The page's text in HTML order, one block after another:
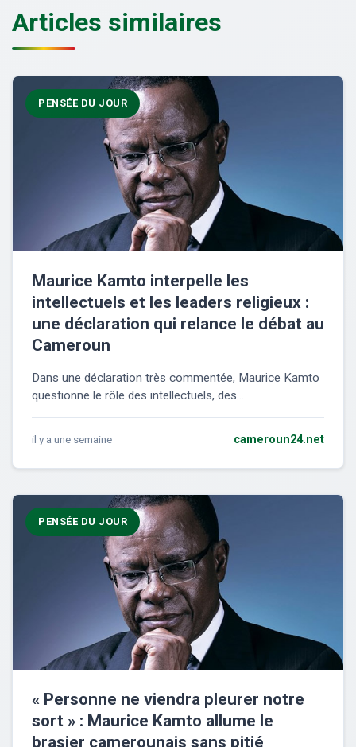
Articles similaires
PENSÉE DU JOUR
Maurice Kamto interpelle les
intellectuels et les leaders religieux :
une déclaration qui relance le débat au
Cameroun
Dans une déclaration très commentée, Maurice Kamto
questionne le rôle des intellectuels, des...
il y a une semaine cameroun24.net
PENSÉE DU JOUR
« Personne ne viendra pleurer notre
sort » : Maurice Kamto allume le
brasier camerounais sans pitié